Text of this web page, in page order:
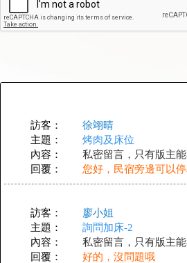
訪客：
徐翊晴
主題：
烤肉及床位
內容：
私密留言，只有版主
回覆：
您好，民宿旁邊可以
訪客：
廖小姐
主題：
詢問加床-2
內容：
私密留言，只有版主
回覆：
好的，沒問題哦